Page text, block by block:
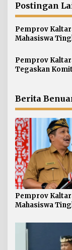
a
s
i
p
o
s
Postingan
Pemprov
Mahasiswa
Kampus
Pemprov
Tegaskan
Nunukan
Berita
Pemprov
Mahasiswa
Kampus